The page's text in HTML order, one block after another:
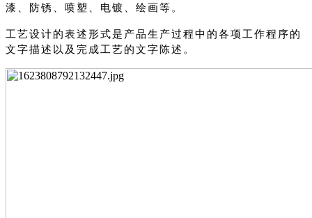
漆、防锈、喷塑、电镀、绘画等。
工艺设计的表述形式是产品生产过程中的各项工作程序的
文字描述以及完成工艺的文字陈述。